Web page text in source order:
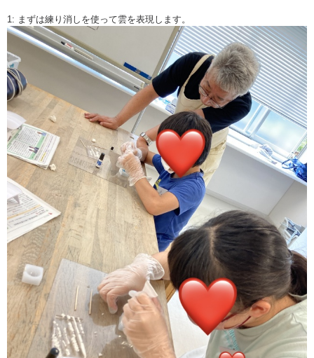
1: まずは練り消しを使って雲を表現します。